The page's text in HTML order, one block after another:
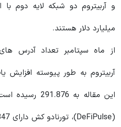
میلیارد دلار هستند.
از ماه سپتامبر تعداد آدرس‌
آربیتروم به‌ طور پیوسته افزایش
این مقاله به